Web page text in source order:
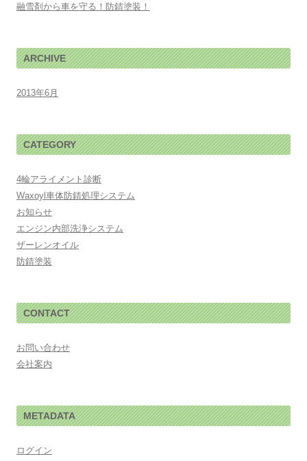
融雪剤から車を守る！防錆塗装！
ARCHIVE
2013年6月
CATEGORY
4輪アライメント診断
Waxoyl車体防錆処理システム
お知らせ
エンジン内部洗浄システム
ザーレンオイル
防錆塗装
CONTACT
お問い合わせ
会社案内
METADATA
ログイン